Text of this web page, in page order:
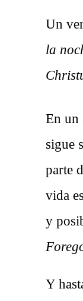
Un
la
En un
sigue
parte
vida
y
Y